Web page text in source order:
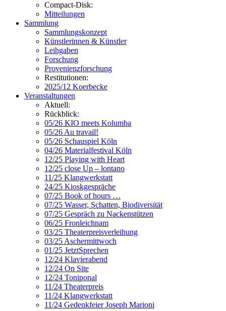
Compact-Disk:
Mitteilungen
Sammlung
Sammlungskonzept
Künstlerinnen & Künstler
Leihgaben
Forschung
Provenienzforschung
Restitutionen:
2025/12 Koerbecke
Veranstaltungen
Aktuell:
Rückblick:
05/26 KIO meets Kolumba
05/26 Au travail!
05/26 Schauspiel Köln
04/26 Materialfestival Köln
12/25 Playing with Heart
12/25 close Up – lontano
11/25 Klangwerkstatt
24/25 Kioskgespräche
07/25 Book of hours …
07/25 Wasser, Schatten, Biodiversität
07/25 Gespräch zu Nackenstützen
06/25 Fronleichnam
03/25 Theaterpreisverleihung
03/25 Aschermittwoch
01/25 JetztSprechen
12/24 Klavierabend
12/24 On Site
12/24 Toniponal
11/24 Theaterpreis
11/24 Klangwerkstatt
11/24 Gedenkfeier Joseph Marioni